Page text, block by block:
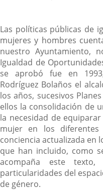
Las políticas públicas de
mujeres y hombres
nuestro Ayuntamiento,
Igualdad de
se aprobó fue en
Rodríguez Bolaños el
los años, sucesivos
ellos la consolidación de
la necesidad de
mujer en los
conciencia actualizada en
que han incluido, como
acompaña este
particularidades del
de género.